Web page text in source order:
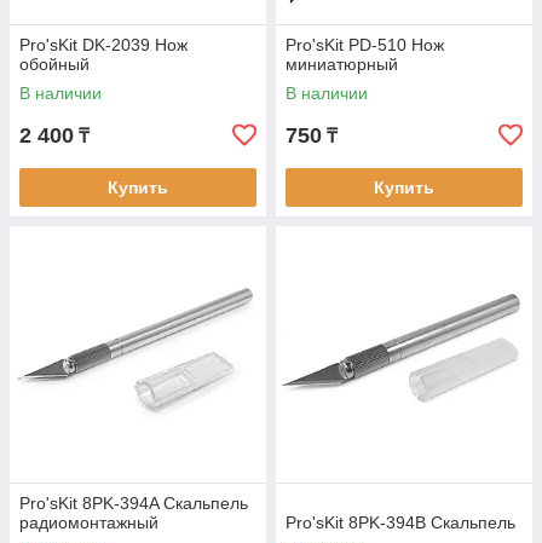
Pro'sKit DK-2039 Нож
обойный
В наличии
2 400 ₸
Купить
Pro'sKit PD-510 Нож
миниатюрный
В наличии
750 ₸
Купить
Pro'sKit 8PK-394A Скальпель
радиомонтажный
Pro'sKit 8PK-394B Скальпель